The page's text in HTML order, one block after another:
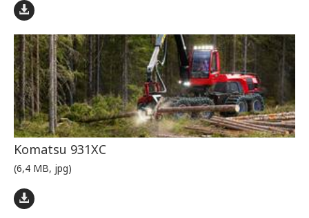
Komatsu 931XC
(6,4 MB, jpg)